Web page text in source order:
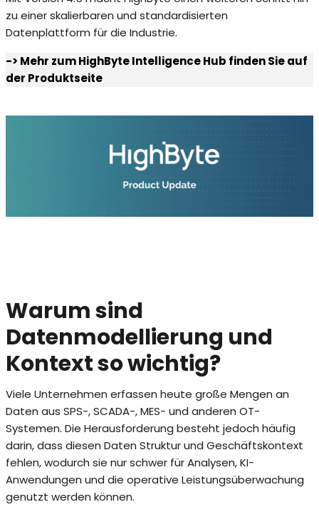
zu einer skalierbaren und standardisierten
Datenplattform für die Industrie.
-> Mehr zum HighByte Intelligence Hub finden Sie auf
der Produktseite
Warum sind
Datenmodellierung und
Kontext so wichtig?
Viele Unternehmen erfassen heute große Mengen an
Daten aus SPS-, SCADA-, MES- und anderen OT-
Systemen. Die Herausforderung besteht jedoch häufig
darin, dass diesen Daten Struktur und Geschäftskontext
fehlen, wodurch sie nur schwer für Analysen, KI-
Anwendungen und die operative Leistungsüberwachung
genutzt werden können.